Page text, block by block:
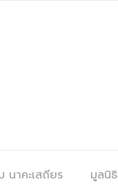
นาคะเสถียร มูลนิธิ